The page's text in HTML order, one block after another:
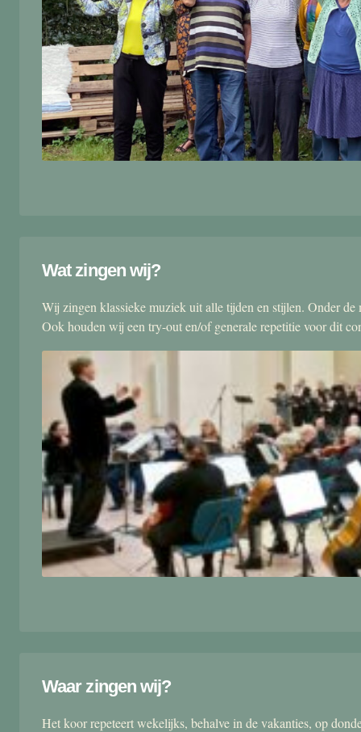
Wat zingen wij?
Wij zingen klassieke muziek uit alle tijden en stijlen. Onder
Ook houden wij een try-out en/of generale repetitie voor dit
Waar zingen wij?
Het koor repeteert wekelijks, behalve in de vakanties, op